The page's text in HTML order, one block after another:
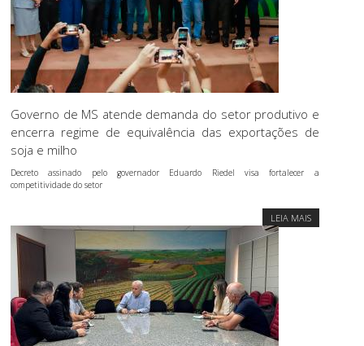
Governo de MS atende demanda do setor produtivo e
encerra regime de equivalência das exportações de
soja e milho
Decreto assinado pelo governador Eduardo Riedel visa fortalecer a
competitividade do setor
LEIA MAIS